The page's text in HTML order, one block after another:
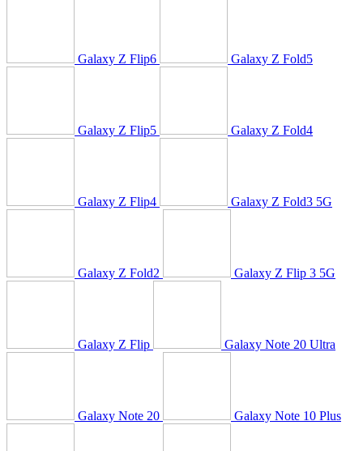
Galaxy Z Flip6 Galaxy Z Fold5
Galaxy Z Flip5 Galaxy Z Fold4
Galaxy Z Flip4 Galaxy Z Fold3 5G
Galaxy Z Fold2 Galaxy Z Flip 3 5G
Galaxy Z Flip Galaxy Note 20 Ultra
Galaxy Note 20 Galaxy Note 10 Plus